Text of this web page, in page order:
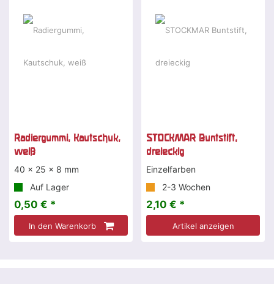
Radiergummi, Kautschuk,
weiß
40 x 25 x 8 mm
Auf Lager
0,50 € *
In den Warenkorb
STOCKMAR Buntstift,
dreieckig
Einzelfarben
2-3 Wochen
2,10 € *
Artikel anzeigen